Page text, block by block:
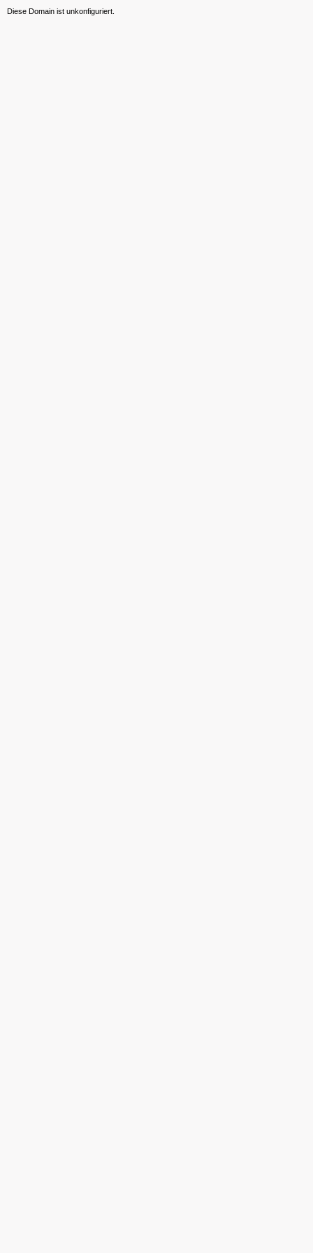
Diese Domain ist unkonfiguriert.